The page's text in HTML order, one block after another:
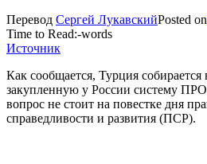
Перевод Сергей ЛукавскийPosted on
Time to Read:-words
Источник
Как сообщается, Турция собирается
закупленную у России систему
вопрос не стоит на повестке дня
справедливости и развития (ПСР).